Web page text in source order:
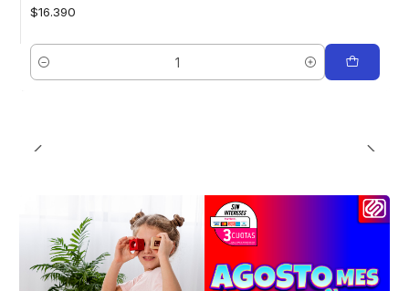
$16.390
Cantidad